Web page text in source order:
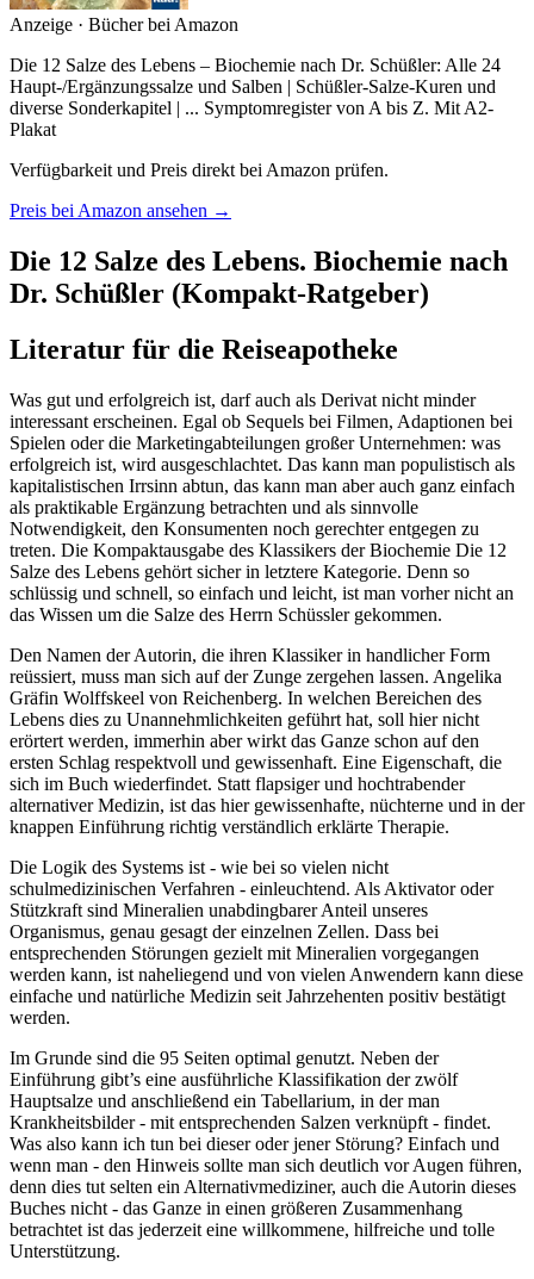
Anzeige · Bücher bei Amazon
Die 12 Salze des Lebens – Biochemie nach Dr. Schüßler: Alle 24
Haupt-/Ergänzungssalze und Salben | Schüßler-Salze-Kuren und
diverse Sonderkapitel | ... Symptomregister von A bis Z. Mit A2-
Plakat
Verfügbarkeit und Preis direkt bei Amazon prüfen.
Preis bei Amazon ansehen →
Die 12 Salze des Lebens. Biochemie nach
Dr. Schüßler (Kompakt-Ratgeber)
Literatur für die Reiseapotheke
Was gut und erfolgreich ist, darf auch als Derivat nicht minder
interessant erscheinen. Egal ob Sequels bei Filmen, Adaptionen bei
Spielen oder die Marketingabteilungen großer Unternehmen: was
erfolgreich ist, wird ausgeschlachtet. Das kann man populistisch als
kapitalistischen Irrsinn abtun, das kann man aber auch ganz einfach
als praktikable Ergänzung betrachten und als sinnvolle
Notwendigkeit, den Konsumenten noch gerechter entgegen zu
treten. Die Kompaktausgabe des Klassikers der Biochemie Die 12
Salze des Lebens gehört sicher in letztere Kategorie. Denn so
schlüssig und schnell, so einfach und leicht, ist man vorher nicht an
das Wissen um die Salze des Herrn Schüssler gekommen.
Den Namen der Autorin, die ihren Klassiker in handlicher Form
reüssiert, muss man sich auf der Zunge zergehen lassen. Angelika
Gräfin Wolffskeel von Reichenberg. In welchen Bereichen des
Lebens dies zu Unannehmlichkeiten geführt hat, soll hier nicht
erörtert werden, immerhin aber wirkt das Ganze schon auf den
ersten Schlag respektvoll und gewissenhaft. Eine Eigenschaft, die
sich im Buch wiederfindet. Statt flapsiger und hochtrabender
alternativer Medizin, ist das hier gewissenhafte, nüchterne und in der
knappen Einführung richtig verständlich erklärte Therapie.
Die Logik des Systems ist - wie bei so vielen nicht
schulmedizinischen Verfahren - einleuchtend. Als Aktivator oder
Stützkraft sind Mineralien unabdingbarer Anteil unseres
Organismus, genau gesagt der einzelnen Zellen. Dass bei
entsprechenden Störungen gezielt mit Mineralien vorgegangen
werden kann, ist naheliegend und von vielen Anwendern kann diese
einfache und natürliche Medizin seit Jahrzehenten positiv bestätigt
werden.
Im Grunde sind die 95 Seiten optimal genutzt. Neben der
Einführung gibt’s eine ausführliche Klassifikation der zwölf
Hauptsalze und anschließend ein Tabellarium, in der man
Krankheitsbilder - mit entsprechenden Salzen verknüpft - findet.
Was also kann ich tun bei dieser oder jener Störung? Einfach und
wenn man - den Hinweis sollte man sich deutlich vor Augen führen,
denn dies tut selten ein Alternativmediziner, auch die Autorin dieses
Buches nicht - das Ganze in einen größeren Zusammenhang
betrachtet ist das jederzeit eine willkommene, hilfreiche und tolle
Unterstützung.